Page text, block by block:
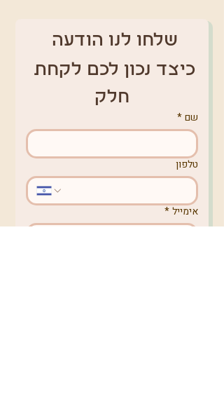
שלחו לנו הודעה
חלק
שם*
טלפון
אימייל*